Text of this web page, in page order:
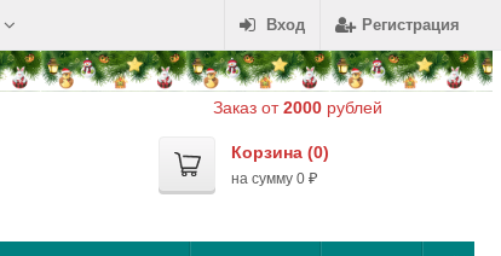
Вход Регистрация
Заказ от2000 рублей
Корзина (0)
на сумму 0 ₽